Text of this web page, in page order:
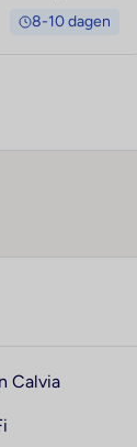
8-10 dagen
Calvia